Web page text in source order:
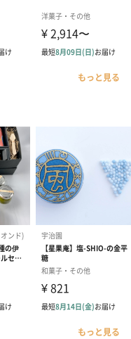
もっと見る
もっと見る